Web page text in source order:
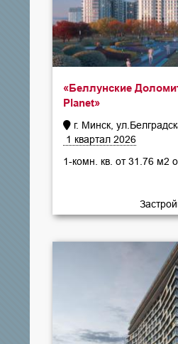
«Беллунские
Planet»
г. Минск,
1 квартал 2026
1-комн. кв. от
Застройщик: